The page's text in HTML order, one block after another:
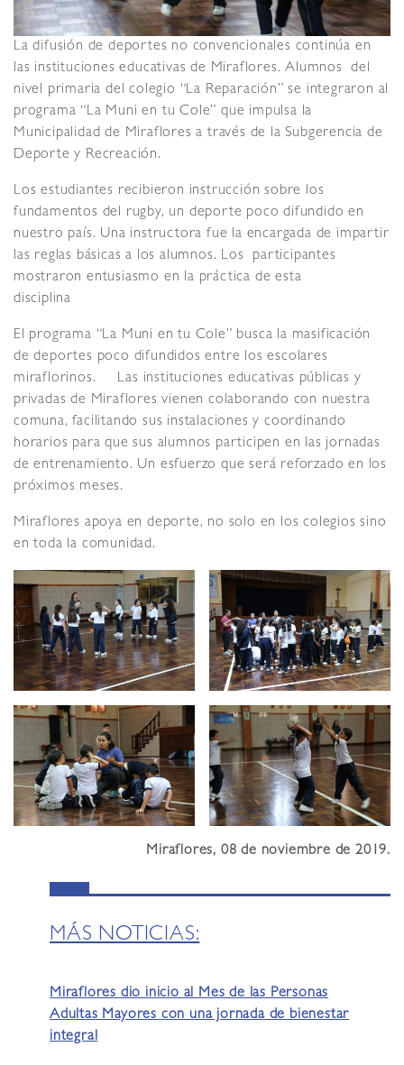
La difusión de deportes no convencionales continúa en
las instituciones educativas de Miraflores. Alumnos del
nivel primaria del colegio “La Reparación” se integraron al
programa “La Muni en tu Cole” que impulsa la
Municipalidad de Miraflores a través de la Subgerencia de
Deporte y Recreación.
Los estudiantes recibieron instrucción sobre los
fundamentos del rugby, un deporte poco difundido en
nuestro país. Una instructora fue la encargada de impartir
las reglas básicas a los alumnos. Los participantes
mostraron entusiasmo en la práctica de esta
disciplina
El programa “La Muni en tu Cole” busca la masificación
de deportes poco difundidos entre los escolares
miraflorinos. Las instituciones educativas públicas y
privadas de Miraflores vienen colaborando con nuestra
comuna, facilitando sus instalaciones y coordinando
horarios para que sus alumnos participen en las jornadas
de entrenamiento. Un esfuerzo que será reforzado en los
próximos meses.
Miraflores apoya en deporte, no solo en los colegios sino
en toda la comunidad.
Miraflores, 08 de noviembre de 2019.
MÁS NOTICIAS:
Miraflores dio inicio al Mes de las Personas
Adultas Mayores con una jornada de bienestar
integral